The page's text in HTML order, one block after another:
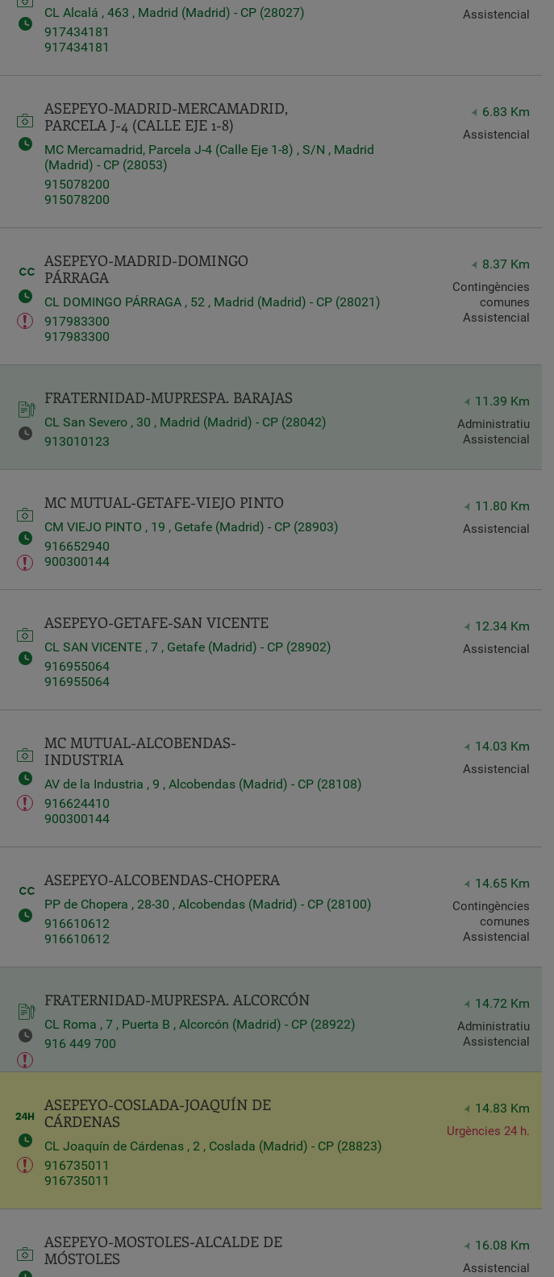
CL Alcalá , 463 , Madrid (Madrid) - CP (28027)
917434181
917434181
Assistencial
ASEPEYO-MADRID-MERCAMADRID,
PARCELA J-4 (CALLE EJE 1-8)
MC Mercamadrid, Parcela J-4 (Calle Eje 1-8) , S/N , Madrid
(Madrid) - CP (28053)
915078200
915078200
6.83 Km
Assistencial
ASEPEYO-MADRID-DOMINGO
PÁRRAGA
CL DOMINGO PÁRRAGA , 52 , Madrid (Madrid) - CP (28021)
917983300
917983300
8.37 Km
Contingències
comunes
Assistencial
FRATERNIDAD-MUPRESPA. BARAJAS
CL San Severo , 30 , Madrid (Madrid) - CP (28042)
913010123
11.39 Km
Administratiu
Assistencial
MC MUTUAL-GETAFE-VIEJO PINTO
CM VIEJO PINTO , 19 , Getafe (Madrid) - CP (28903)
916652940
900300144
11.80 Km
Assistencial
ASEPEYO-GETAFE-SAN VICENTE
CL SAN VICENTE , 7 , Getafe (Madrid) - CP (28902)
916955064
916955064
12.34 Km
Assistencial
MC MUTUAL-ALCOBENDAS-
INDUSTRIA
AV de la Industria , 9 , Alcobendas (Madrid) - CP (28108)
916624410
900300144
14.03 Km
Assistencial
ASEPEYO-ALCOBENDAS-CHOPERA
PP de Chopera , 28-30 , Alcobendas (Madrid) - CP (28100)
916610612
916610612
14.65 Km
Contingències
comunes
Assistencial
FRATERNIDAD-MUPRESPA. ALCORCÓN
CL Roma , 7 , Puerta B , Alcorcón (Madrid) - CP (28922)
916 449 700
14.72 Km
Administratiu
Assistencial
ASEPEYO-COSLADA-JOAQUÍN DE
CÁRDENAS
CL Joaquín de Cárdenas , 2 , Coslada (Madrid) - CP (28823)
916735011
916735011
14.83 Km
Urgències 24 h.
ASEPEYO-MOSTOLES-ALCALDE DE
MÓSTOLES
16.08 Km
Assistencial